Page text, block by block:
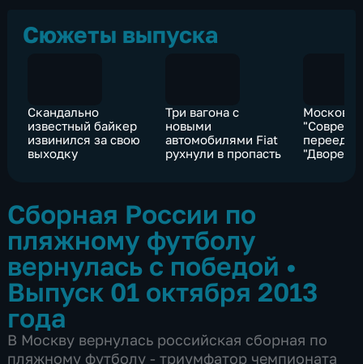
Сюжеты выпуска
Скандально
известный байкер
извинился за свою
выходку
Три вагона с
новыми
автомобилями Fiat
рухнули в пропасть
переедет
"Дворец
Сборная России по
пляжному футболу
вернулась с победой •
Выпуск 01 октября 2013
года
В Москву вернулась российская сборная по
пляжному футболу - триумфатор чемпионата